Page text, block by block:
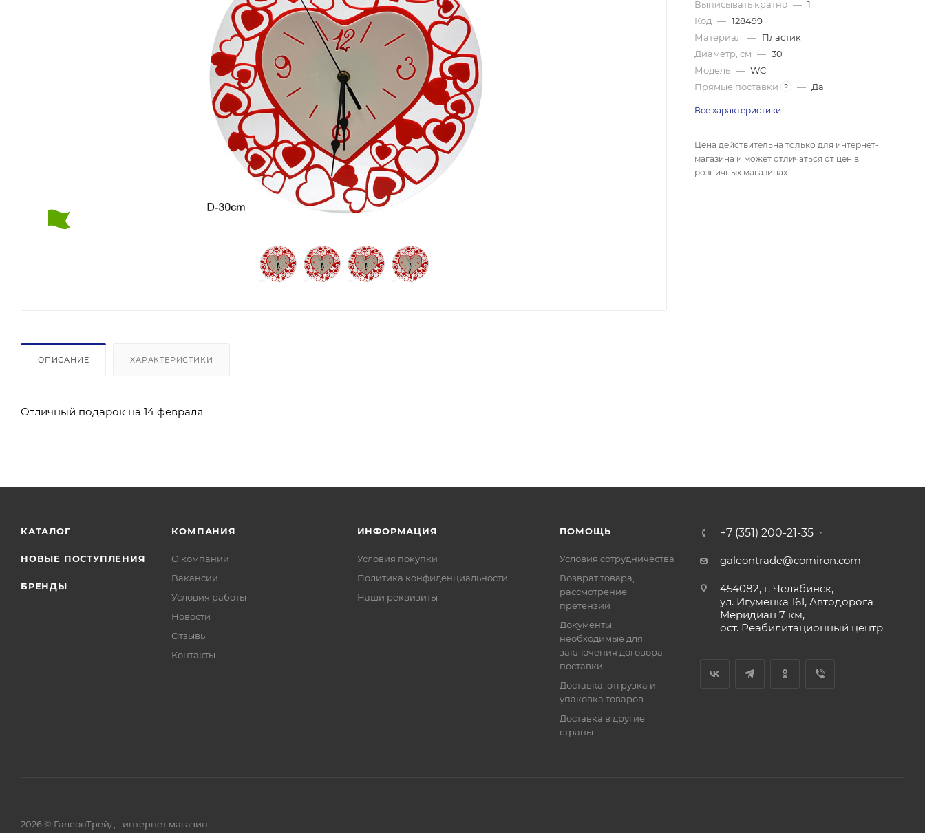
ОПИСАНИЕ ХАРАКТЕРИСТИКИ
Отличный подарок на 14 февраля
Выписывать кратно — 1
Код — 128499
Материал — Пластик
Диаметр, см — 30
Модель — WC
Прямые поставки
? — Да
Все характеристики
Цена действительна только для интернет-
магазина и может отличаться от цен в
розничных магазинах
КАТАЛОГ
НОВЫЕ ПОСТУПЛЕНИЯ
БРЕНДЫ
КОМПАНИЯ
О компании
Вакансии
Условия работы
Новости
Отзывы
Контакты
ИНФОРМАЦИЯ
Условия покупки
Политика конфиденциальности
Наши реквизиты
ПОМОЩЬ
Условия сотрудничества
Возврат товара,
рассмотрение
претензий
Документы,
необходимые для
заключения договора
поставки
Доставка, отгрузка и
упаковка товаров
Доставка в другие
страны
+7 (351) 200-21-35
galeontrade@comiron.com
454082, г. Челябинск,
ул. Игуменка 161, Автодорога
Меридиан 7 км,
ост. Реабилитационный центр
2026 © ГалеонТрейд - интернет магазин